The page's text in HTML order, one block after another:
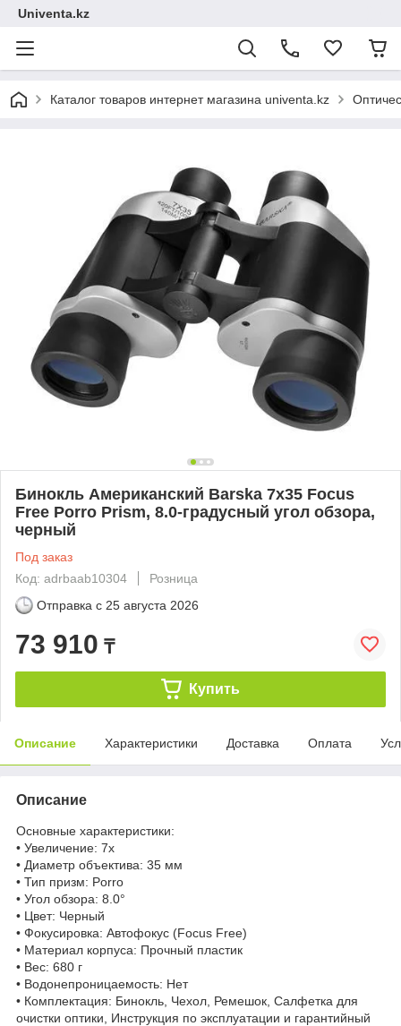
Univenta.kz
Каталог товаров интернет магазина univenta.kz
Бинокль Американский Barska 7x35 Focus
Free Porro Prism, 8.0-градусный угол обзора,
черный
Под заказ
Код: adrbaab10304
Розница
Отправка с 25 августа 2026
73 910 ₸
Купить
Описание Характеристики Доставка Оплата
Описание
Основные характеристики:
• Увеличение: 7x
• Диаметр объектива: 35 мм
• Тип призм: Porro
• Угол обзора: 8.0°
• Цвет: Черный
• Фокусировка: Автофокус (Focus Free)
• Материал корпуса: Прочный пластик
• Вес: 680 г
• Водонепроницаемость: Нет
• Комплектация: Бинокль, Чехол, Ремешок, Салфетка для
очистки оптики, Инструкция по эксплуатации и гарантийный